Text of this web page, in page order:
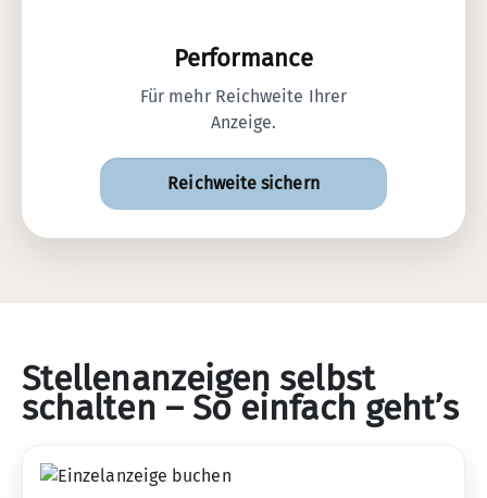
Performance
Für mehr Reichweite Ihrer
Anzeige.
Reichweite sichern
Stellenanzeigen selbst
schalten – So einfach geht’s